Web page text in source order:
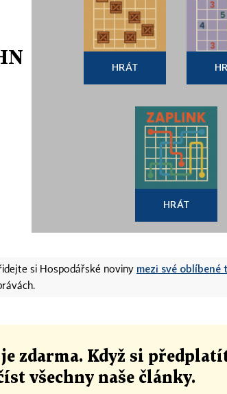
HRÁT
HRÁT
si Hospodářské noviny mezi své oblíbené
je zdarma. Když si
všechny naše články.